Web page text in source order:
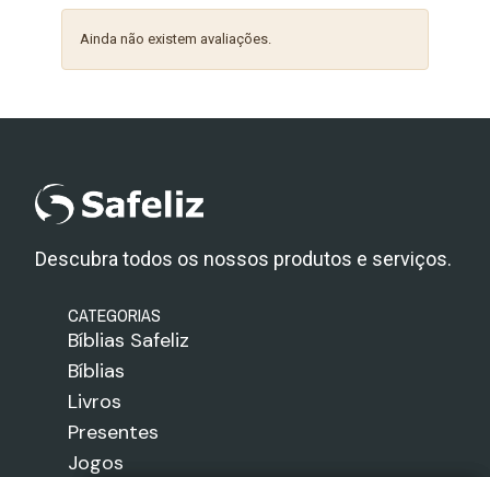
Ainda não existem avaliações.
Descubra todos os nossos produtos e serviços.
CATEGORIAS
Bíblias Safeliz
Bíblias
Livros
Presentes
Jogos